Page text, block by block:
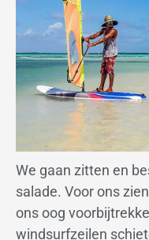
We gaan zitten en
salade. Voor ons
ons oog
windsurfzeilen